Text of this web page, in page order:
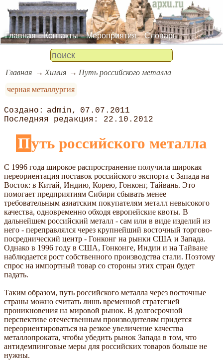
Главная Контакты Мероприятия Словарь
Главная Химия
Путь российского металла
черная металлургия
admin
07.07.2011
22.10.2012
Путь российского металла
С 1996 года широкое распространение получила широкая
переориентация поставок российского экспорта с Запада на
Восток: в Китай, Индию, Корею, Гонконг, Тайвань. Это
помогает предприятиям Сибири сбывать менее
требовательным азиатским покупателям металл невысокого
качества, одновременно обходя европейские квоты. В
дальнейшем российский металл - сам или в виде изделий из
него - переправлялся через крупнейший восточный торгово-
посреднический центр - Гонконг на рынки США и Запада.
Однако в 1996 году в США, Гонконге, Индии и на Тайване
наблюдается рост собственного производства стали. Поэтому
спрос на импортный товар со стороны этих стран будет
падать.
Таким образом, путь российского металла через восточные
страны можно считать лишь временной стратегией
проникновения на мировой рынок. В долгосрочной
перспективе отечественным производителям придется
переориентироваться на резкое увеличение качества
металлопроката, чтобы убедить рынок Запада в том, что
антидемпинговые меры для российских товаров больше не
нужны.